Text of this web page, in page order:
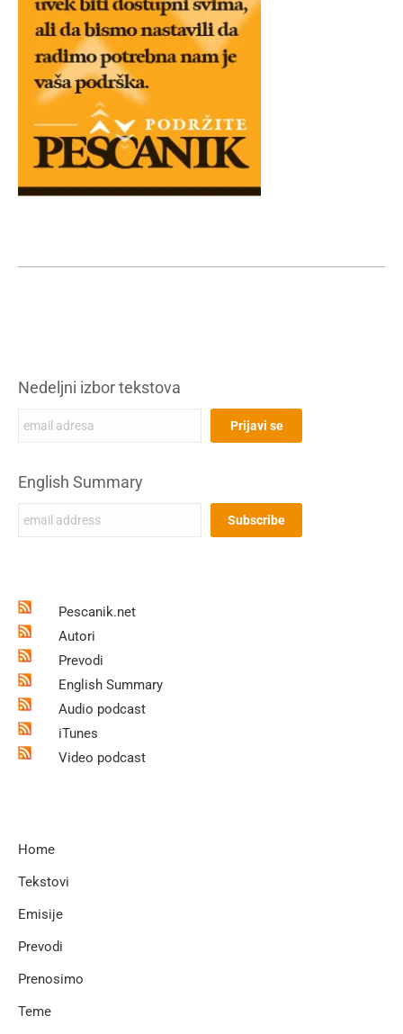
Nedeljni izbor tekstova
English Summary
Pescanik.net
Autori
Prevodi
English Summary
Audio podcast
iTunes
Video podcast
Home
Tekstovi
Emisije
Prevodi
Prenosimo
Teme